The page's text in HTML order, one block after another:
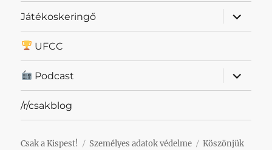
Játékoskeringő
almenü
UFCC
Podcast
almenü
/r/csakblog
Csak a Kispest! Személyes adatok védelme
Köszönjük